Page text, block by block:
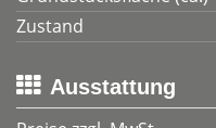
Zustand
Ausstattung